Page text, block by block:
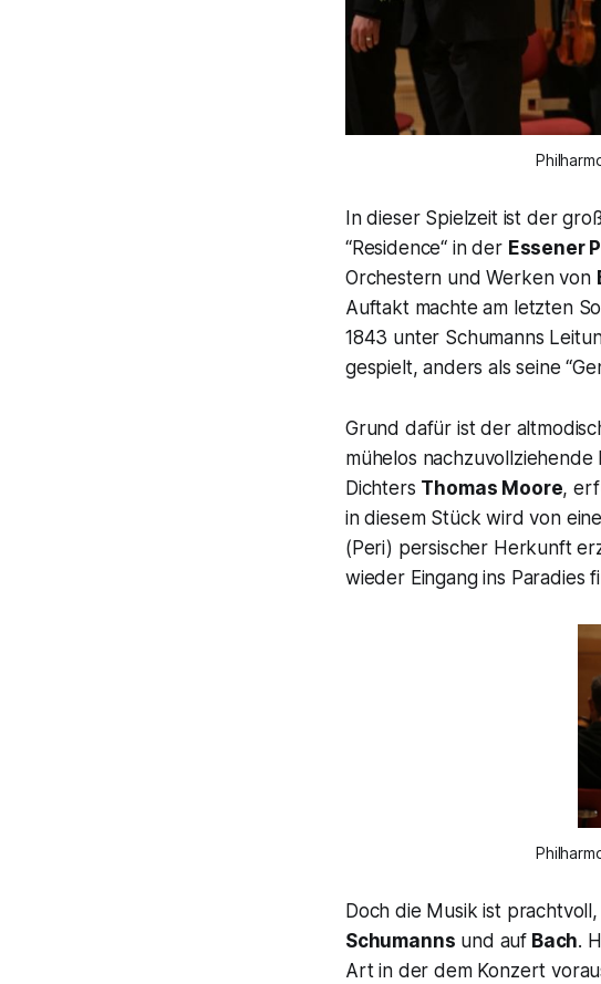
In dieser Spielzeit ist der
“Residence“ in der Essener
Orchestern und Werken von
Auftakt machte am letzten
1843 unter Schumanns
gespielt, anders als seine
Grund dafür ist der
mühelos nachzuvollziehende
Dichters Thomas Moore,
in diesem Stück wird von
(Peri) persischer Herkunft
wieder Eingang ins Paradies
Doch die Musik ist
Schumanns und auf Bach.
Art in der dem Konzert